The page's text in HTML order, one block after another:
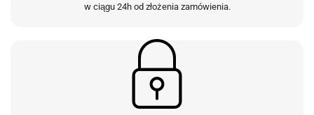
w ciągu 24h od złożenia zamówienia.